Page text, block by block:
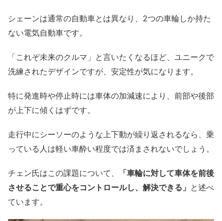
シェーンは通常の自動車とは異なり、2つの車輪しか持た
ない電気自動車です。
「これぞ未来のクルマ」と言いたくなるほど、ユニークで
洗練されたデザインですが、安定性が気になります。
特に発進時や停止時には車体の加減速により、前部や後部
が上下に傾くはずです。
走行中にシーソーのような上下動が繰り返されるなら、乗
っている人は軽い車酔い程度では済まされないでしょう。
チェン氏はこの課題について、
「車輪に対して車体を前後
させることで重心をコントロールし、解決できる」 と述べ
ています。